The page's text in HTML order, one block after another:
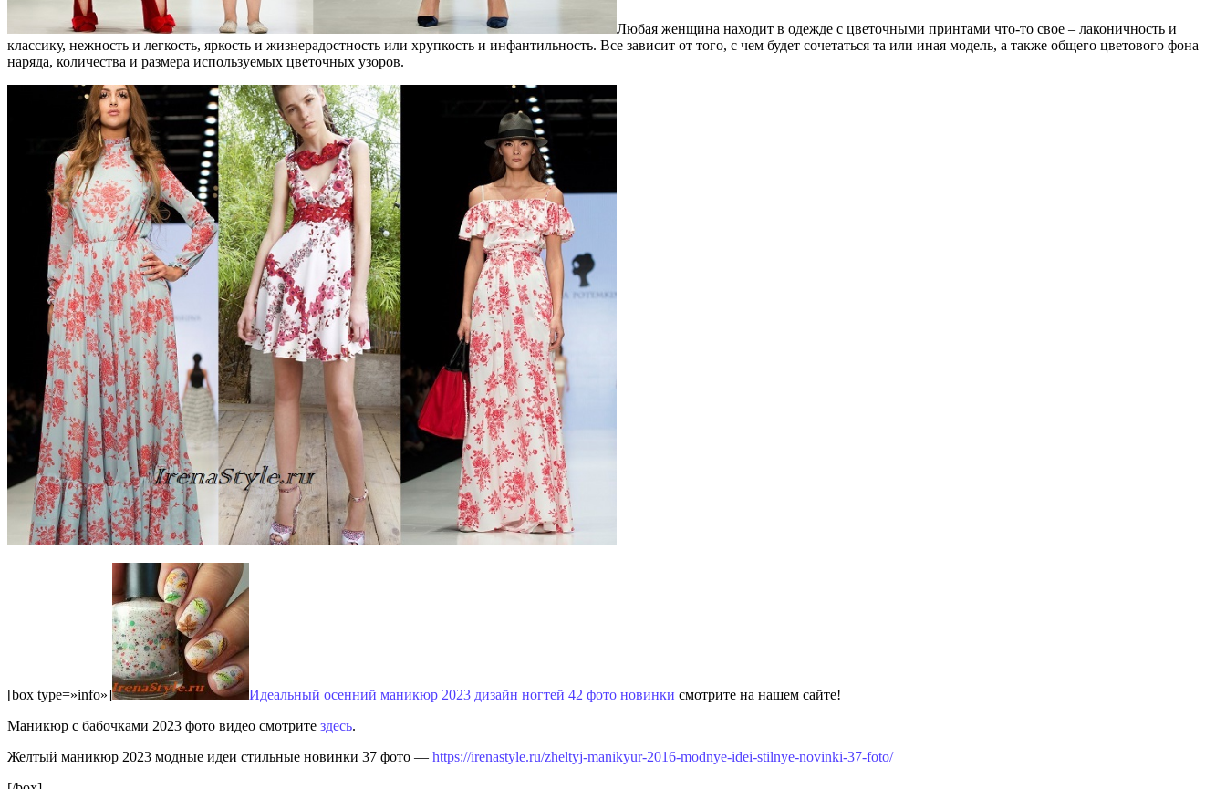
Любая женщина находит в одежде с цветочными принтами что-то свое – лаконичность и
классику, нежность и легкость, яркость и жизнерадостность или хрупкость и инфантильность. Все зависит от того, с чем будет сочетаться та или иная модель, а также общего цветового фона
наряда, количества и размера используемых цветочных узоров.
[box type=»info»] Идеальный осенний маникюр 2023 дизайн ногтей 42 фото новинки смотрите на нашем сайте!
Маникюр с бабочками 2023 фото видео смотрите здесь.
Желтый маникюр 2023 модные идеи стильные новинки 37 фото — https://irenastyle.ru/zheltyj-manikyur-2016-modnye-idei-stilnye-novinki-37-foto/